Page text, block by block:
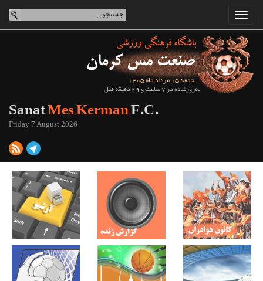
جمعه 15 مرداد ماه 1405
به‌روزشده در 7 ساعت و 29 دقیقه قبل
SanatMes KermanF.C.
Friday 7 August 2026